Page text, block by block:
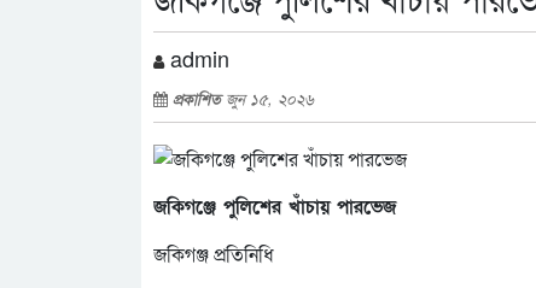
admin
প্রকাশিতজুন ১৫, ২০২৬
জকিগঞ্জে পুলিশের খাঁচায় পারভেজ
জকিগঞ্জ প্রতিনিধি